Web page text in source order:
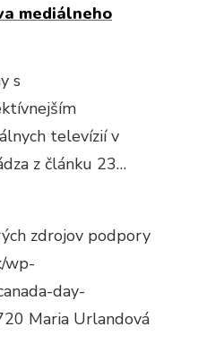
mediálneho
s
televízií v
z článku 23…
zdrojov podpory
wp-
day-
Maria Urlandová